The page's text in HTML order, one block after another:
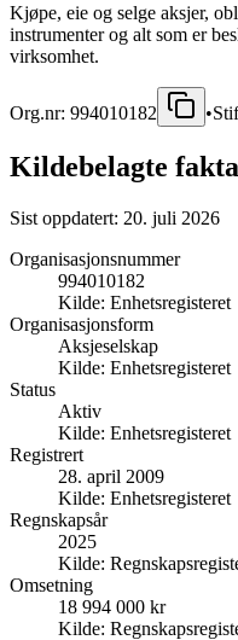
Kjøpe, eie og selge aksjer,
instrumenter og alt som er
virksomhet.
Org.nr: 994010182 •
Kildebelagte fakta
Sist oppdatert: 20. juli 2026
Organisasjonsnummer
994010182
Kilde: Enhetsregisteret
Organisasjonsform
Aksjeselskap
Kilde: Enhetsregisteret
Status
Aktiv
Kilde: Enhetsregisteret
Registrert
28. april 2009
Kilde: Enhetsregisteret
Regnskapsår
2025
Kilde:
Omsetning
18 994 000 kr
Kilde: